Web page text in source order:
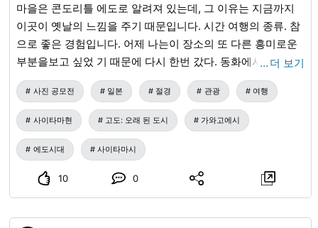
마을은 콘도리틀 에도로 알려져 있는데, 그 이유는 지금까지
이곳이 옛날의 느낌을 주기 때문입니다. 시간 여행의 종류. 참
으로 좋은 경험입니다. 어제 나는이 장소의 또 다른 흥미로운
부분을보고 싶었 기 때문에 다시 한번 갔다. 동화에서 튀어나
온 것 같아요.
… 더 보기
사진 공모전 일본 절경 관광 여행
사이타마현 고도: 오래 된 도시 가와고에시
에도시대 사이타마시
10 0